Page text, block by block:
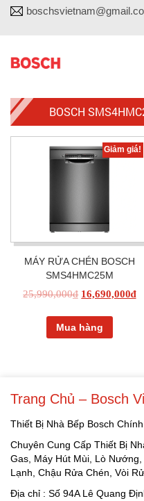
BOSCH
Giảm giá!
MÁY RỬA CHÉN BOSCH
SMS4HMC25M
25,990,000₫ 16,690,000₫
Mua hàng
Trang Chủ – Bosch
Thiết Bị Nhà Bếp Bosch
Chuyên Cung Cấp Thiết Bị
Gas, Máy Hút Mùi, Lò
Lạnh, Chậu Rửa Chén, Vòi
Địa chỉ : Số 94A Lê Quang